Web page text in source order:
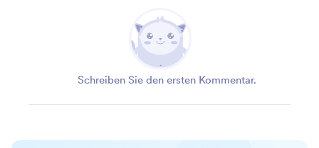
Schreiben Sie den ersten Kommentar.